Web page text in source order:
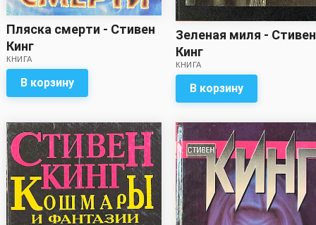
Пляска смерти - Стивен
Кинг
КНИГА
В корзину
Зеленая миля - Стивен
Кинг
КНИГА
В корзину